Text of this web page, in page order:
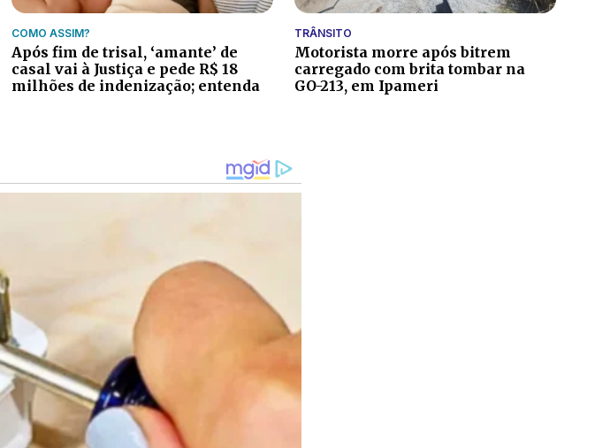
COMO ASSIM?
Após fim de trisal, ‘amante’ de
casal vai à Justiça e pede R$ 18
milhões de indenização; entenda
TRÂNSITO
Motorista morre após bitrem
carregado com brita tombar na
GO-213, em Ipameri